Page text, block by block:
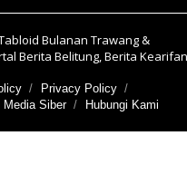
Bulanan Trawang &
Berita Belitung, Berita
Privacy Policy
Media Siber
Hubungi Kami